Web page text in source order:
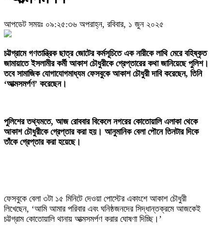
আপডেট সময়ঃ ০৯:২৫:৩৬ অপরাহ্ন, রবিবার, ১ জুন ২০২৫
‎চট্টগ্রামে গণতান্ত্রিক ছাত্র জোটের কর্মসূচিতে এক নারীকে লাথি মেরে বহিষ্কৃত
জামায়াতে ইসলামীর কর্মী আকাশ চৌধুরীকে গ্রেপ্তারের কথা জানিয়েছে পুলিশ।
তবে সামাজিক যোগাযোগমাধ্যম ফেসবুকে আকাশ চৌধুরী দাবি করেছেন, তিনি
‘আত্মসমর্পণ’ করেছেন।
‎পুলিশের তথ্যমতে, আজ রোববার বিকেলে নগরের কোতোয়ালি এলাকা থেকে
আকাশ চৌধুরীকে গ্রেপ্তার করা হয়। আনুমানিক বেলা পৌনে তিনটার দিকে
তাঁকে গ্রেপ্তার করা হয়েছে।
‎ফেসবুকে বেলা ৩টা ১৫ মিনিটে দেওয়া পোস্টের একাংশে আকাশ চৌধুরী
লিখেছেন, ‘আমি আমার পরিবার এবং ঘনিষ্ঠজনদের সিদ্ধান্তক্রমে আজকেই
চট্টগ্রাম কোতোয়ালি থানায় আত্মসমর্পণ করার ঘোষণা দিচ্ছি।’